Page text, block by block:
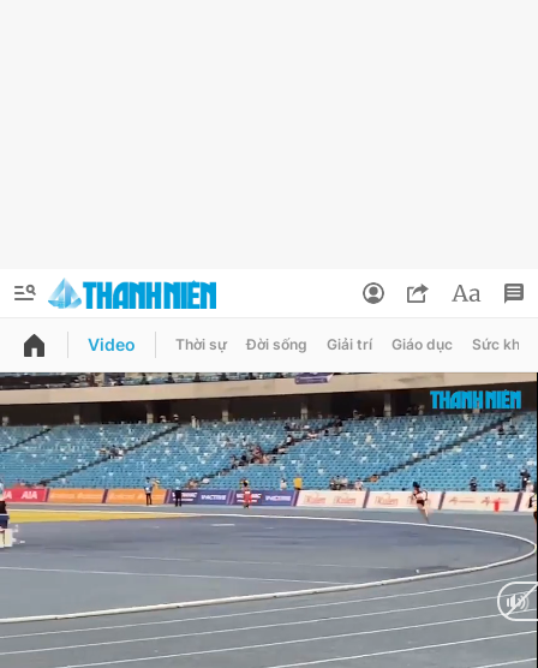
QUẢNG CÁO
Chuyên mục
Chuyên mục khác
Chào ngày mới Tin 24h
Thông tin tài khoản
Đổi mật khẩu
Tin đã lưu
Đăng xuất
Video Thời sự Đời sống Giải trí Giáo dục Sức khỏe